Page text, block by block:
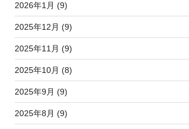
2026年1月 (9)
2025年12月 (9)
2025年11月 (9)
2025年10月 (8)
2025年9月 (9)
2025年8月 (9)